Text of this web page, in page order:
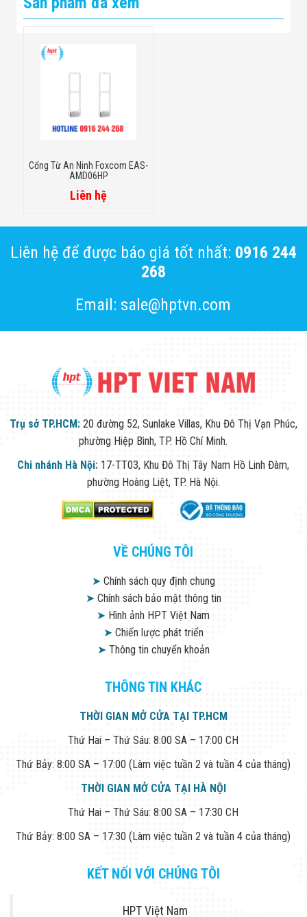
Cổng Từ An Ninh Foxcom EAS-
AMD06HP
Liên hệ
Liên hệ để được báo giá tốt nhất: 0916 244
268
Email: sale@hptvn.com
Trụ sở TP.HCM: 20 đường 52, Sunlake Villas, Khu Đô Thị Vạn Phúc,
phường Hiệp Bình, TP. Hồ Chí Minh.
Chi nhánh Hà Nội: 17-TT03, Khu Đô Thị Tây Nam Hồ Linh Đàm,
phường Hoàng Liệt, TP. Hà Nội.
VỀ CHÚNG TÔI
➤Chính sách quy định chung
➤Chính sách bảo mật thông tin
➤ Hình ảnh HPT Việt Nam
➤Chiến lược phát triển
➤Thông tin chuyển khoản
THÔNG TIN KHÁC
THỜI GIAN MỞ CỬA TẠI TP.HCM
Thứ Hai – Thứ Sáu: 8:00 SA – 17:00 CH
Thứ Bảy: 8:00 SA – 17:00 (Làm việc tuần 2 và tuần 4 của tháng)
THỜI GIAN MỞ CỬA TẠI HÀ NỘI
Thứ Hai – Thứ Sáu: 8:00 SA – 17:30 CH
Thứ Bảy: 8:00 SA – 17:30 (Làm việc tuần 2 và tuần 4 của tháng)
KẾT NỐI VỚI CHÚNG TÔI
HPT Việt Nam